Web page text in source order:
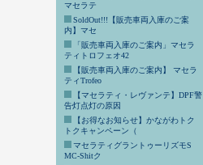
マセラテ
SoldOut!!!【販売車両入庫のご案
内】マセ
「販売車両入庫のご案内」マセラ
ティトロフェオ42
【販売車両入庫のご案内】 マセラ
ティTrofeo
【マセラティ・レヴァンテ】DPF警
告灯点灯の原因
【お得なお知らせ】かながわトク
トクキャンペーン（
マセラティグラントゥーリズモS
MC-Shitク